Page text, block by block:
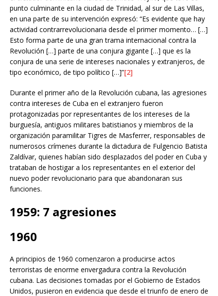
punto culminante en la ciudad de Trinidad, al sur de Las Villas,
en una parte de su intervención expresó: “Es evidente que hay
actividad contrarrevolucionaria desde el primer momento… […]
Esto forma parte de una gran trama internacional contra la
Revolución […] parte de una conjura gigante […] que es la
conjura de una serie de intereses nacionales y extranjeros, de
tipo económico, de tipo político […]”[2]
Durante el primer año de la Revolución cubana, las agresiones
contra intereses de Cuba en el extranjero fueron
protagonizadas por representantes de los intereses de la
burguesía, antiguos militares batistianos y miembros de la
organización paramilitar Tigres de Masferrer, responsables de
numerosos crímenes durante la dictadura de Fulgencio Batista
Zaldívar, quienes habían sido desplazados del poder en Cuba y
trataban de hostigar a los representantes en el exterior del
nuevo poder revolucionario para que abandonaran sus
funciones.
1959: 7 agresiones
1960
A principios de 1960 comenzaron a producirse actos
terroristas de enorme envergadura contra la Revolución
cubana. Las decisiones tomadas por el Gobierno de Estados
Unidos, pusieron en evidencia que desde el triunfo de enero de